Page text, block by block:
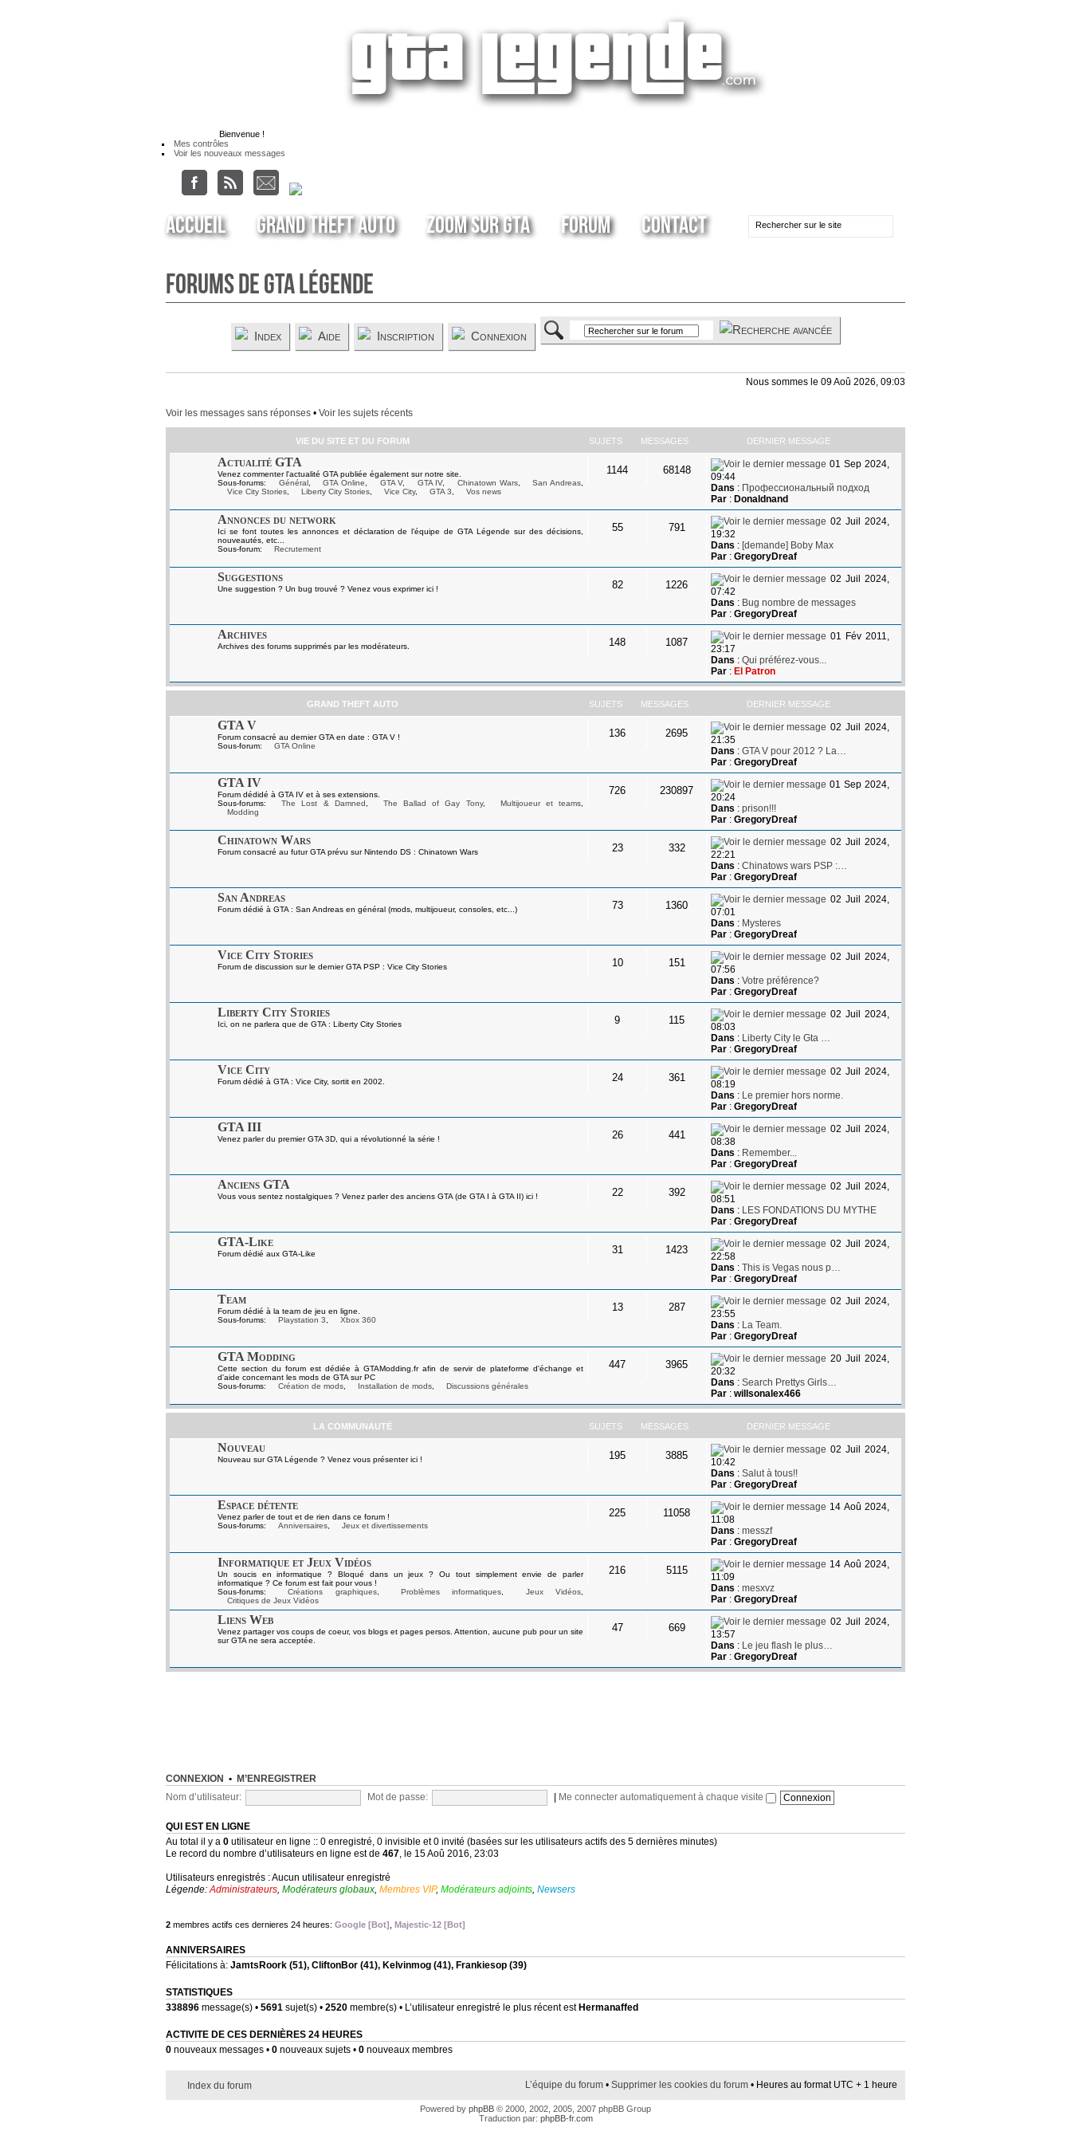
Bienvenue !
Mes contrôles
Voir les nouveaux messages
Accueil Grand Theft Auto Zoom sur GTA Forum Contact
Forums de GTA Légende
Index Aide Inscription Connexion
Nous sommes le 09 Aoû 2026, 09:03
Voir les messages sans réponses • Voir les sujets récents
VIE DU SITE ET DU FORUM SUJETS MESSAGES DERNIER MESSAGE
Actualité GTA
Venez commenter l'actualité GTA publiée également sur notre site.
Sous-forums:
Général, GTA Online GTA V, GTA IV, Chinatown Wars, San Andreas
Vice City Stories
Liberty City Stories Vice City, GTA 3 Vos news
1144 68148
01 Sep 2024,
09:44
Dans : Профессиональный подход
Par: Donaldnand
Annonces du network
Ici se font toutes les annonces et déclaration de l'équipe de GTA Légende sur des décisions,
nouveautés, etc...
Sous-forum:
Recrutement
55 791
02 Juil 2024,
19:32
Dans : [demande] Boby Max
Par: GregoryDreaf
Suggestions
Une suggestion ? Un bug trouvé ? Venez vous exprimer ici ! 82 1226
02 Juil 2024,
07:42
Dans : Bug nombre de messages
Par: GregoryDreaf
Archives
Archives des forums supprimés par les modérateurs. 148 1087
01 Fév 2011,
23:17
Dans : Qui préférez-vous...
Par: El Patron
GRAND THEFT AUTO SUJETS MESSAGES DERNIER MESSAGE
GTA V
Forum consacré au dernier GTA en date : GTA V !
Sous-forum:
GTA Online
136 2695
02 Juil 2024,
21:35
Dans : GTA V pour 2012 ? La…
Par: GregoryDreaf
GTA IV
Forum dédidé à GTA IV et à ses extensions.
Sous-forums:
The Lost & Damned The Ballad of Gay Tony, Multijoueur et teams
Modding
726 230897
01 Sep 2024,
20:24
Dans : prison!!!
Par: GregoryDreaf
Chinatown Wars
Forum consacré au futur GTA prévu sur Nintendo DS : Chinatown Wars 23 332
02 Juil 2024,
22:21
Dans : Chinatows wars PSP :…
Par: GregoryDreaf
San Andreas
Forum dédié à GTA : San Andreas en général (mods, multijoueur, consoles, etc...) 73 1360
02 Juil 2024,
07:01
Dans : Mysteres
Par: GregoryDreaf
Vice City Stories
Forum de discussion sur le dernier GTA PSP : Vice City Stories 10 151
02 Juil 2024,
07:56
Dans : Votre préférence?
Par: GregoryDreaf
Liberty City Stories
Ici, on ne parlera que de GTA : Liberty City Stories 9 115
02 Juil 2024,
08:03
Dans : Liberty City le Gta …
Par: GregoryDreaf
Vice City
Forum dédié à GTA : Vice City, sortit en 2002. 24 361
02 Juil 2024,
08:19
Dans : Le premier hors norme.
Par: GregoryDreaf
GTA III
Venez parler du premier GTA 3D, qui a révolutionné la série ! 26 441
02 Juil 2024,
08:38
Dans : Remember...
Par: GregoryDreaf
Anciens GTA
Vous vous sentez nostalgiques ? Venez parler des anciens GTA (de GTA I à GTA II) ici ! 22 392
02 Juil 2024,
08:51
Dans : LES FONDATIONS DU MYTHE
Par: GregoryDreaf
GTA-Like
Forum dédié aux GTA-Like 31 1423
02 Juil 2024,
22:58
Dans : This is Vegas nous p…
Par: GregoryDreaf
Team
Forum dédié à la team de jeu en ligne.
Sous-forums:
Playstation 3 Xbox 360
13 287
02 Juil 2024,
23:55
Dans : La Team.
Par: GregoryDreaf
GTA Modding
Cette section du forum est dédiée à GTAModding.fr afin de servir de plateforme d'échange et
d'aide concernant les mods de GTA sur PC
Sous-forums:
Création de mods Installation de mods Discussions générales
447 3965
20 Juil 2024,
20:32
Dans : Search Prettys Girls…
Par: willsonalex466
LA COMMUNAUTÉ SUJETS MESSAGES DERNIER MESSAGE
Nouveau
Nouveau sur GTA Légende ? Venez vous présenter ici ! 195 3885
02 Juil 2024,
10:42
Dans : Salut à tous!!
Par: GregoryDreaf
Espace détente
Venez parler de tout et de rien dans ce forum !
Sous-forums:
Anniversaires Jeux et divertissements
225 11058
14 Aoû 2024,
11:08
Dans : messzf
Par: GregoryDreaf
Informatique et Jeux Vidéos
Un soucis en informatique ? Bloqué dans un jeux ? Ou tout simplement envie de parler
informatique ? Ce forum est fait pour vous !
Sous-forums:
Créations graphiques, Problèmes informatiques Jeux Vidéos
Critiques de Jeux Vidéos
216 5115
14 Aoû 2024,
11:09
Dans : mesxvz
Par: GregoryDreaf
Liens Web
Venez partager vos coups de coeur, vos blogs et pages persos. Attention, aucune pub pour un site
sur GTA ne sera acceptée.
47 669
02 Juil 2024,
13:57
Dans : Le jeu flash le plus…
Par: GregoryDreaf
CONNEXION • M’ENREGISTRER
Nom d’utilisateur: Mot de passe: Me connecter automatiquement à chaque visite
QUI EST EN LIGNE
Au total il y a 0 utilisateur en ligne :: 0 enregistré, 0 invisible et 0 invité (basées sur les utilisateurs actifs des 5 dernières minutes)
Le record du nombre d’utilisateurs en ligne est de 467, le 15 Aoû 2016, 23:03
Utilisateurs enregistrés : Aucun utilisateur enregistré
Légende:Administrateurs, Modérateurs globaux, Membres VIP, Modérateurs adjoints, Newsers
2 membres actifs ces dernieres 24 heures: Google [Bot] Majestic-12 [Bot]
ANNIVERSAIRES
Félicitations à: JamtsRoork (51), CliftonBor (41), Kelvinmog (41), Frankiesop (39)
STATISTIQUES
338896 message(s) • 5691 sujet(s) • 2520 membre(s) • L’utilisateur enregistré le plus récent est Hermanaffed
ACTIVITE DE CES DERNIÈRES 24 HEURES
0 nouveaux messages • 0 nouveaux sujets • 0 nouveaux membres
Index du forum L’équipe du forum • Supprimer les cookies du forum • Heures au format UTC + 1 heure
Powered by phpBB © 2000, 2002, 2005, 2007 phpBB Group
Traduction par: phpBB-fr.com